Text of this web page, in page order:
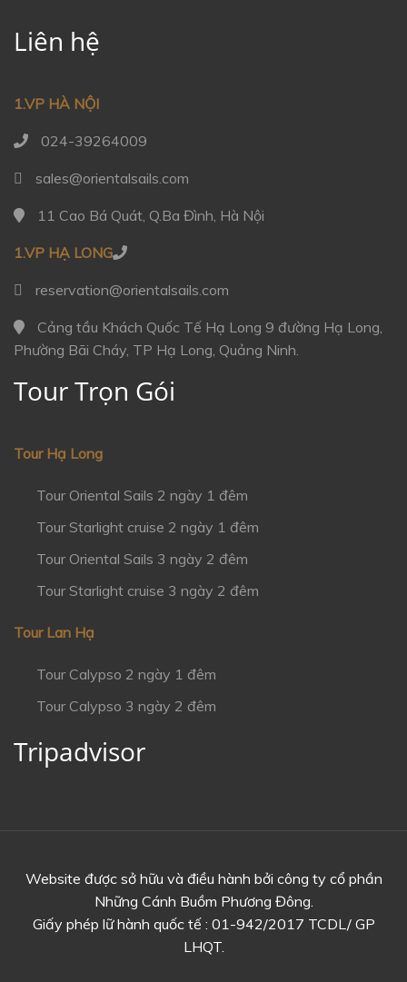
Liên hệ
1.VP HÀ NỘI
024-39264009
sales@orientalsails.com
11 Cao Bá Quát, Q.Ba Đình, Hà Nội
1.VP HẠ LONG
reservation@orientalsails.com
Cảng tầu Khách Quốc Tế Hạ Long 9 đường Hạ Long,
Phường Bãi Cháy, TP Hạ Long, Quảng Ninh.
Tour Trọn Gói
Tour Hạ Long
Tour Oriental Sails 2 ngày 1 đêm
Tour Starlight cruise 2 ngày 1 đêm
Tour Oriental Sails 3 ngày 2 đêm
Tour Starlight cruise 3 ngày 2 đêm
Tour Lan Hạ
Tour Calypso 2 ngày 1 đêm
Tour Calypso 3 ngày 2 đêm
Tripadvisor
Website được sở hữu và điều hành bởi công ty cổ phần
Những Cánh Buồm Phương Đông.
Giấy phép lữ hành quốc tế : 01-942/2017 TCDL/ GP
LHQT.